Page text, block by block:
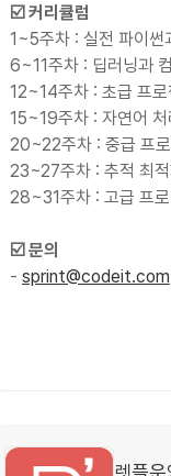
☑️ 커리큘럼
1~5주차 : 실전 파이썬
6~11주차 : 딥러닝과
12~14주차 : 초급 프로
15~19주차 : 자연어 처
20~22주차 : 중급 프
23~27주차 : 추적 최
28~31주차 : 고급 프
☑️ 문의
- sprint@codeit.com